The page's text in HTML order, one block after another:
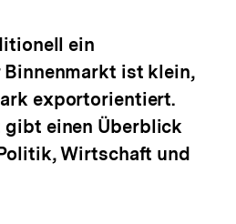
ein
Binnenmarkt ist klein,
exportorientiert.
gibt einen Überblick
Wirtschaft und